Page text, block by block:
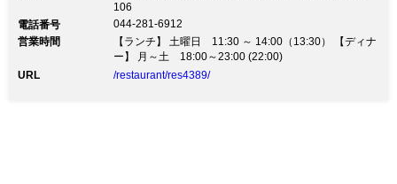
106
電話番号
044-281-6912
営業時間
【ランチ】 土曜日 11:30 ～ 14:00（13:30） 【ディナ
ー】 月～土 18:00～23:00 (22:00)
URL
/restaurant/res4389/